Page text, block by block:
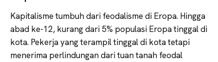
Kapitalisme tumbuh dari feodalisme di Eropa. Hingga
abad ke-12, kurang dari 5% populasi Eropa tinggal di
kota. Pekerja yang terampil tinggal di kota tetapi
menerima perlindungan dari tuan tanah feodal